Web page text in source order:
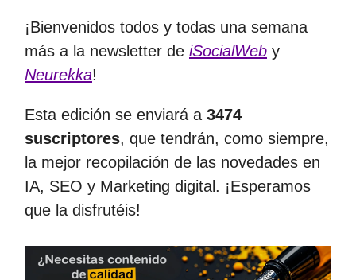
¡Bienvenidos todos y todas una semana
más a la newsletter de iSocialWeb y
Neurekka!
Esta edición se enviará a 3474
suscriptores, que tendrán, como siempre,
la mejor recopilación de las novedades en
IA, SEO y Marketing digital. ¡Esperamos
que la disfrutéis!